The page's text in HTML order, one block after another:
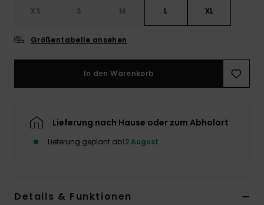
XS S M L XL
Größentabelle ansehen
In den Warenkorb
Lieferung nach Hause oder zum Abholort
Lieferung geplant ab12 August
Details & Funktionen